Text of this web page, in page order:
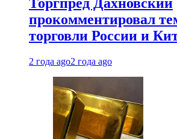
прокомментировал
торговли России и
2 года ago2 года ago